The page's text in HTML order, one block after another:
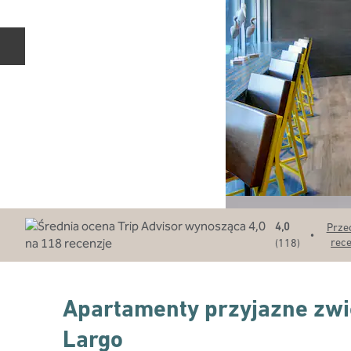
4,0
(118)
•
Apartamenty przyjazne
Largo